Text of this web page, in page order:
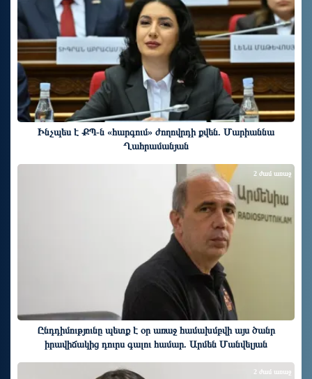
Ինչպես է ՔՊ-ն «հարգում» ժողովրդի քվեն. Մարիաննա
Ղահրամանյան
Ընդդիմությունը պետք է օր առաջ համախմբվի այս ծանր
իրավիճակից դուրս գալու համար. Արմեն Մանվելյան
2 ժամ առաջ
2 ժամ առաջ